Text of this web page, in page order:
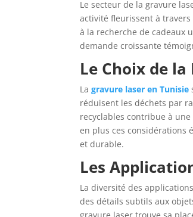
Le secteur de la gravure
activité fleurissent à
à la recherche de cadeaux
demande croissante
Le Choix de
Lagravure laser en Tunisie
réduisent les déchets par
recyclables contribue à
en plus ces considérations
et durable.
Les
La diversité des
des détails subtils aux